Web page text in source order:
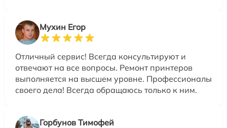
Мухин Егор
Отличный сервис! Всегда консультируют и
отвечают на все вопросы. Ремонт принтеров
выполняется на высшем уровне. Профессионалы
своего дела! Всегда обращаюсь только к ним.
Горбунов Тимофей